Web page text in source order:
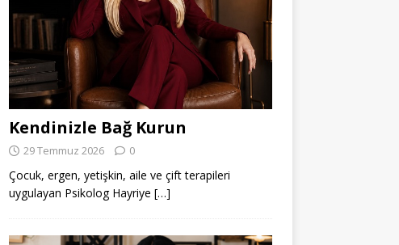
Kendinizle Bağ Kurun
29 Temmuz 2026 0
Çocuk, ergen, yetişkin, aile ve çift terapileri
uygulayan Psikolog Hayriye […]